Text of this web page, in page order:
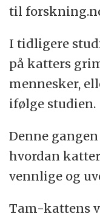
til
I tidligere
på katters
mennesker,
ifølge studien.
Denne
hvordan
vennlige og
Tam-kattens